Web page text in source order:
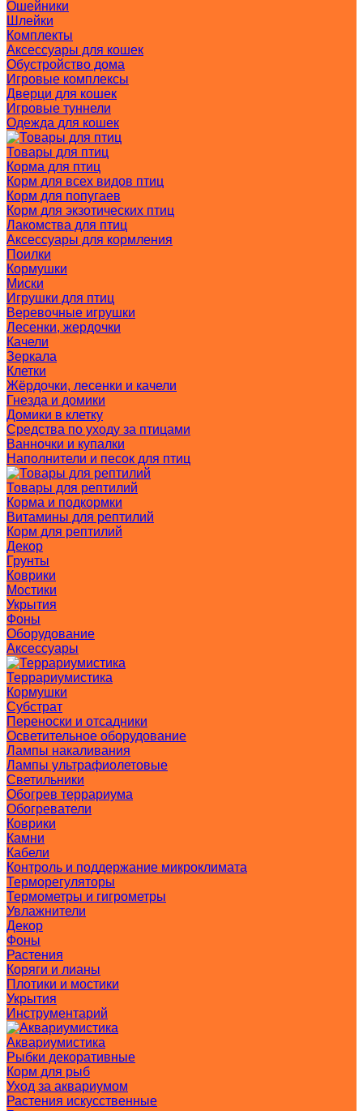
Ошейники
Шлейки
Комплекты
Аксессуары для кошек
Обустройство дома
Игровые комплексы
Дверци для кошек
Игровые туннели
Одежда для кошек
Товары для птиц
Корма для птиц
Корм для всех видов птиц
Корм для попугаев
Корм для экзотических птиц
Лакомства для птиц
Аксессуары для кормления
Поилки
Кормушки
Миски
Игрушки для птиц
Веревочные игрушки
Лесенки, жердочки
Качели
Зеркала
Клетки
Жёрдочки, лесенки и качели
Гнезда и домики
Домики в клетку
Средства по уходу за птицами
Ванночки и купалки
Наполнители и песок для птиц
Товары для рептилий
Корма и подкормки
Витамины для рептилий
Корм для рептилий
Декор
Грунты
Коврики
Мостики
Укрытия
Фоны
Оборудование
Аксессуары
Террариумистика
Кормушки
Субстрат
Переноски и отсадники
Осветительное оборудование
Лампы накаливания
Лампы ультрафиолетовые
Светильники
Обогрев террариума
Обогреватели
Коврики
Камни
Кабели
Контроль и поддержание микроклимата
Терморегуляторы
Термометры и гигрометры
Увлажнители
Декор
Фоны
Растения
Коряги и лианы
Плотики и мостики
Укрытия
Инструментарий
Аквариумистика
Рыбки декоративные
Корм для рыб
Уход за аквариумом
Растения искусственные